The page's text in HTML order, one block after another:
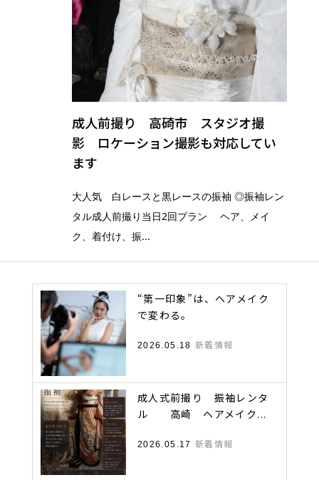
成人前撮り 高碕市 スタジオ撮
影 ロケーション撮影も対応してい
ます
大人気 白レースと黒レースの振袖 ◎振袖レン
タル成人前撮り当日2回プラン ヘア、メイ
ク、着付け、振...
“第一印象”は、ヘアメイク
で変わる。
2026.05.18 新着情報
成人式前撮り 振袖レンタ
ル 高崎 ヘアメイク...
2026.05.17 新着情報